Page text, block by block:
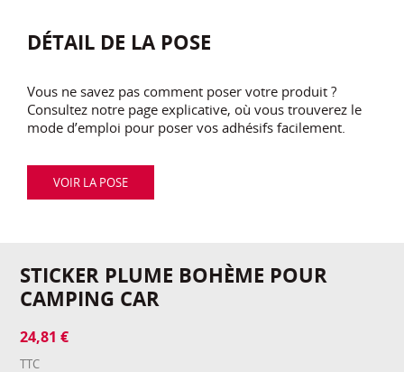
DÉTAIL DE LA POSE
Vous ne savez pas comment poser votre produit ?
Consultez notre page explicative, où vous trouverez le
mode d’emploi pour poser vos adhésifs facilement.
VOIR LA POSE
STICKER PLUME BOHÈME POUR
CAMPING CAR
24,81 €
TTC